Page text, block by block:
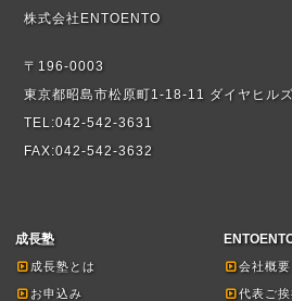
株式会社ENTOENTO
〒196-0003
東京都昭島市松原町1-18-11 ダイヤヒル
TEL:042-542-3631
FAX:042-542-3632
成長塾
成長塾とは
お申込み
会社概要
代表ご挨